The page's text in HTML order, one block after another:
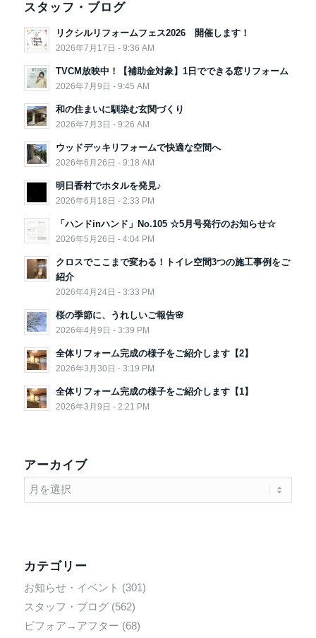
スタッフ・ブログ
リクシルリフォームフェス2026 開催します！
2026年7月17日 - 9:36 AM
TVCM放映中！【補助金対象】1日でできる窓リフォーム
2026年7月9日 - 9:45 AM
和の住まいに馴染む玄関づくり
2026年7月3日 - 9:26 AM
ウッドデッキリフォームで快適な空間へ
2026年6月26日 - 9:18 AM
明日香村でホタルを発見♪
2026年6月18日 - 2:33 PM
「ハンドinハンド」No.105 ☆5月号発行のお知らせ☆
2026年5月26日 - 4:04 PM
クロスでここまで変わる！トイレ空間3つの施工事例をご
紹介
2026年4月24日 - 3:33 PM
桜の季節に、うれしいご報告🌸
2026年4月9日 - 3:39 PM
全体リフォーム完成の様子をご紹介します【2】
2026年3月30日 - 3:19 PM
全体リフォーム完成の様子をご紹介します【1】
2026年3月9日 - 2:21 PM
アーカイブ
カテゴリー
お知らせ・イベント (301)
スタッフ・ブログ(562)
ビフォア→アフター (68)